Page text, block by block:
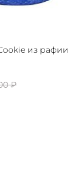
из рафии
₽